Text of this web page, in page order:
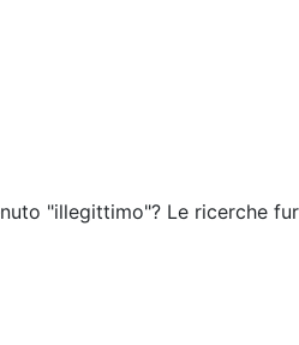
"illegittimo"? Le ricerche